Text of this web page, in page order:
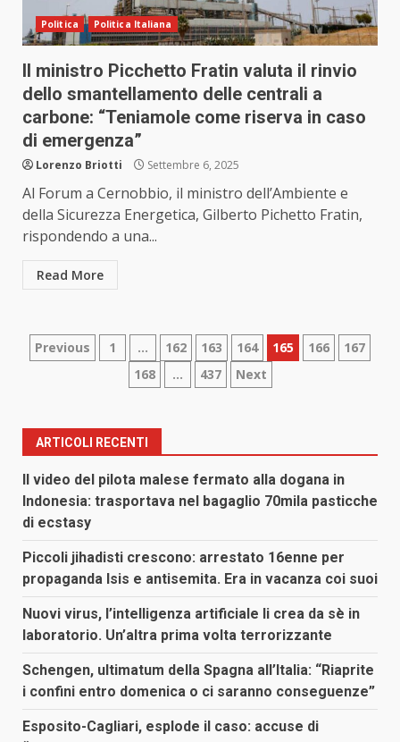
Politica Politica Italiana
Il ministro Picchetto Fratin valuta il rinvio
dello smantellamento delle centrali a
carbone: “Teniamole come riserva in caso
di emergenza”
Lorenzo Briotti Settembre 6, 2025
Al Forum a Cernobbio, il ministro dell’Ambiente e
della Sicurezza Energetica, Gilberto Pichetto Fratin,
rispondendo a una...
Read More
Paginazione
articoli
Previous 1 … 162 163 164 165 166
167
168
… 437 Next
ARTICOLI RECENTI
Il video del pilota malese fermato alla dogana in
Indonesia: trasportava nel bagaglio 70mila pasticche
di ecstasy
Piccoli jihadisti crescono: arrestato 16enne per
propaganda Isis e antisemita. Era in vacanza coi suoi
Nuovi virus, l’intelligenza artificiale li crea da sè in
laboratorio. Un’altra prima volta terrorizzante
Schengen, ultimatum della Spagna all’Italia: “Riaprite
i confini entro domenica o ci saranno conseguenze”
Esposito-Cagliari, esplode il caso: accuse di